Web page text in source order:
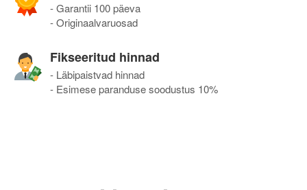
- Garantii 100 päeva
- Originaalvaruosad
Fikseeritud hinnad
- Läbipaistvad hinnad
- Esimese paranduse soodustus 10%